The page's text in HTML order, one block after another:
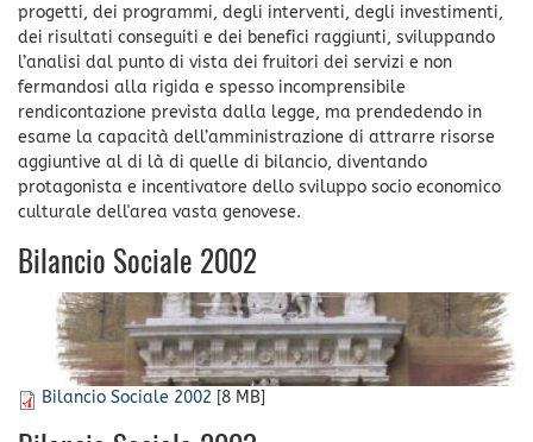
progetti, dei programmi, degli interventi, degli investimenti,
dei risultati conseguiti e dei benefici raggiunti, sviluppando
l’analisi dal punto di vista dei fruitori dei servizi e non
fermandosi alla rigida e spesso incomprensibile
rendicontazione prevista dalla legge, ma prendedendo in
esame la capacità dell’amministrazione di attrarre risorse
aggiuntive al di là di quelle di bilancio, diventando
protagonista e incentivatore dello sviluppo socio economico
culturale dell'area vasta genovese.
Bilancio Sociale 2002
Bilancio Sociale 2002 [8 MB]